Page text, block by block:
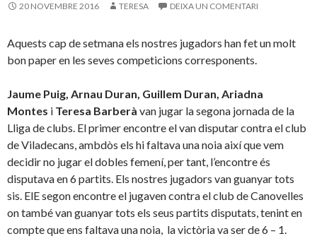
20 NOVEMBRE 2016 TERESA DEIXA UN COMENTARI
Aquests cap de setmana els nostres jugadors han fet un molt
bon paper en les seves competicions corresponents.
Jaume Puig, Arnau Duran, Guillem Duran, Ariadna
Montes i Teresa Barberà van jugar la segona jornada de la
Lliga de clubs. El primer encontre el van disputar contra el club
de Viladecans, ambdòs els hi faltava una noia així que vem
decidir no jugar el dobles femení, per tant, l’encontre és
disputava en 6 partits. Els nostres jugadors van guanyar tots
sis. ElE segon encontre el jugaven contra el club de Canovelles
on també van guanyar tots els seus partits disputats, tenint en
compte que ens faltava una noia, la victòria va ser de 6 – 1.